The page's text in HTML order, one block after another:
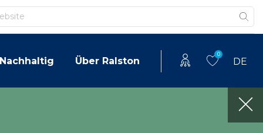
Nachhaltig Über Ralston
0
DE